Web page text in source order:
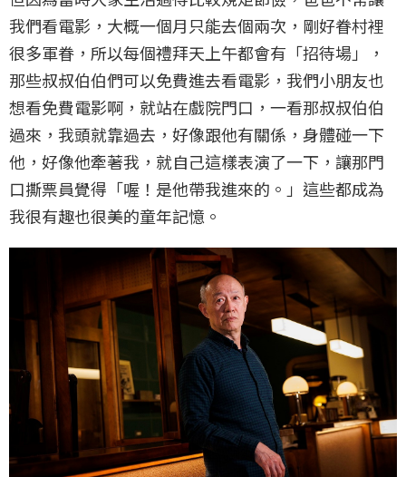
我們看電影，大概一個月只能去個兩次，剛好眷村裡
很多軍眷，所以每個禮拜天上午都會有「招待場」，
那些叔叔伯伯們可以免費進去看電影，我們小朋友也
想看免費電影啊，就站在戲院門口，一看那叔叔伯伯
過來，我頭就靠過去，好像跟他有關係，身體碰一下
他，好像他牽著我，就自己這樣表演了一下，讓那門
口撕票員覺得「喔！是他帶我進來的。」這些都成為
我很有趣也很美的童年記憶。